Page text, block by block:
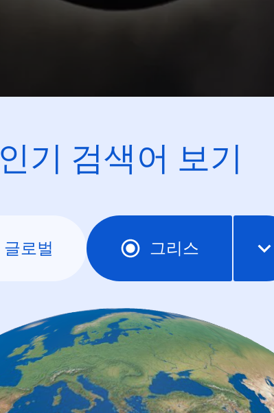
인기 검색어 보기
글로벌 그리스